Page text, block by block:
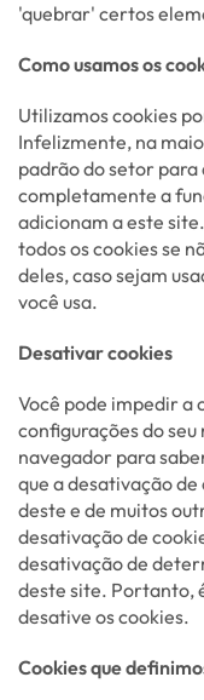
'quebrar' certos
Como usamos os
Utilizamos cookies
Infelizmente, na
padrão do setor
completamente a
adicionam a este
todos os cookies se
deles, caso sejam
você usa.
Desativar cookies
Você pode impedir a
configurações do
navegador para
que a desativação
deste e de muitos
desativação de
desativação de
deste site. Portanto,
desative os cookies.
Cookies que